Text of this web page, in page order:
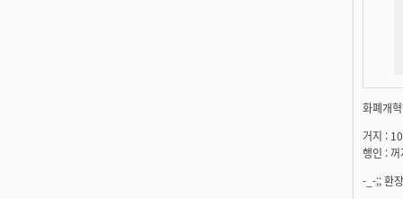
화폐개
거지 :
행인 :
-_-;; 환